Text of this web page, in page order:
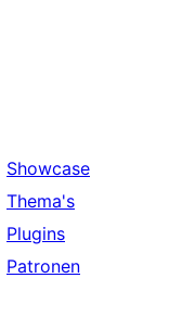
Showcase
Thema's
Plugins
Patronen